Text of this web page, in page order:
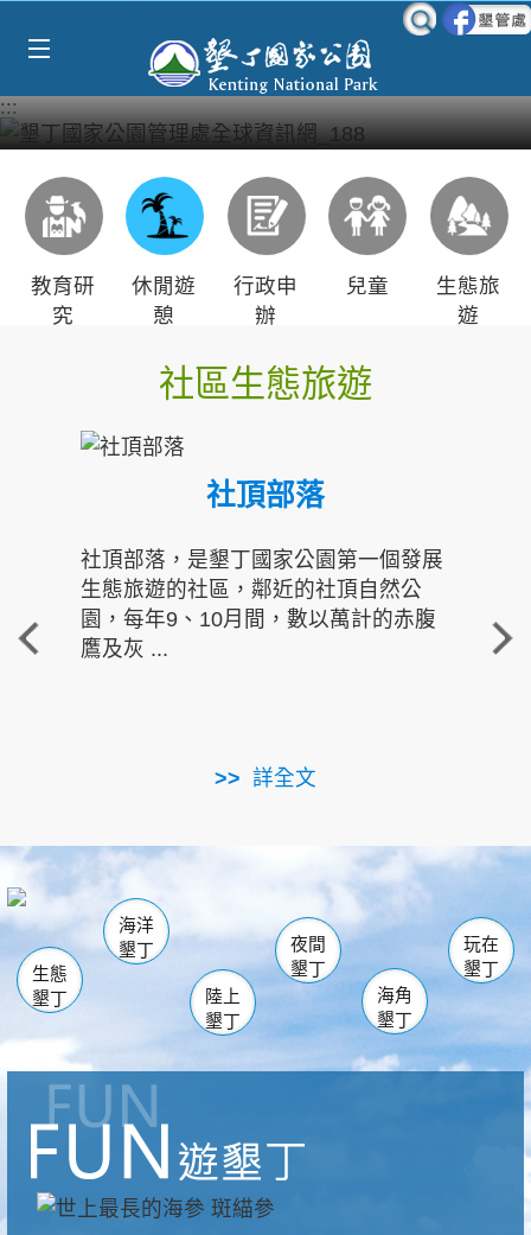
:::
教育研
究
休閒遊
憩
行政申
辦
兒童
生態旅
遊
社區生態旅遊
社頂部落
社頂部落，是墾丁國家公園第一個發展
生態旅遊的社區，鄰近的社頂自然公
園，每年9、10月間，數以萬計的赤腹
鷹及灰 ...
詳全文
重
走進
南仁湖
海生館
恆春 佳樂水
龍鑾潭自然中心 森林遊樂區
瓊麻館
關山 墾管處遊客中心
社頂公園 風吹沙
船帆石
白砂 龍磐公園
香蕉灣
砂島
鵝鑾鼻
生態
墾丁
海洋
墾丁
陸上
墾丁
夜間
墾丁
海角
墾丁
玩在
墾丁